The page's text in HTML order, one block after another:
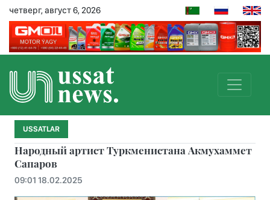
четверг, август 6, 2026
USSATLAR
Народный артист Туркменистана Акмухаммет
Сапаров
09:01 18.02.2025